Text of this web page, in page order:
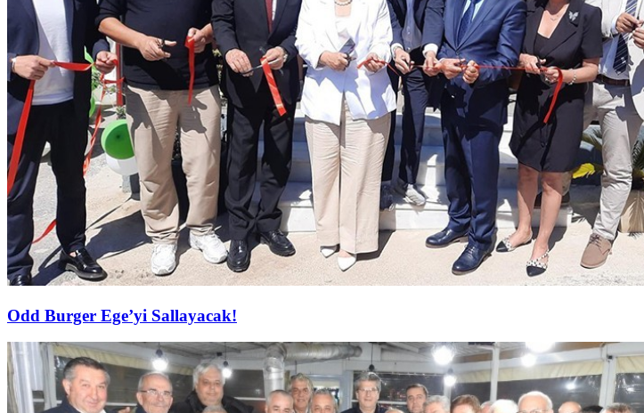
Odd Burger Ege’yi Sallayacak!